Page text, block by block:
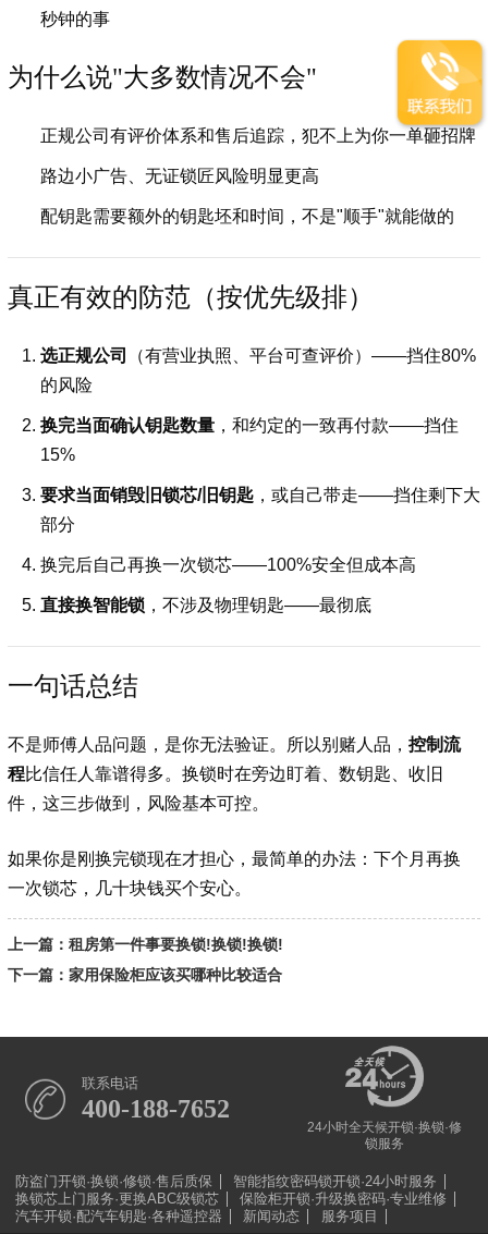
秒钟的事
为什么说"大多数情况不会"
正规公司有评价体系和售后追踪，犯不上为你一单砸招牌
路边小广告、无证锁匠风险明显更高
配钥匙需要额外的钥匙坯和时间，不是"顺手"就能做的
真正有效的防范（按优先级排）
选正规公司
（有营业执照、平台可查评价）——挡住80%
的风险
换完当面确认钥匙数量，和约定的一致再付款——挡住
15%
要求当面销毁旧锁芯/旧钥匙，或自己带走——挡住剩下大
部分
换完后自己再换一次锁芯——100%安全但成本高
直接换智能锁，不涉及物理钥匙——最彻底
一句话总结
不是师傅人品问题，是你无法验证。所以别赌人品， 控制流
程比信任人靠谱得多。换锁时在旁边盯着、数钥匙、收旧
件，这三步做到，风险基本可控。
如果你是刚换完锁现在才担心，最简单的办法：下个月再换
一次锁芯，几十块钱买个安心。
上一篇：租房第一件事要换锁!换锁!换锁!
下一篇：家用保险柜应该买哪种比较适合
联系电话
400-188-7652
24小时全天候开锁·换锁·修
锁服务
防盗门开锁·换锁·修锁·售后质保
智能指纹密码锁开锁·24小时服务
换锁芯上门服务·更换ABC级锁芯
保险柜开锁·升级换密码·专业维修
汽车开锁·配汽车钥匙·各种遥控器
新闻动态 服务项目